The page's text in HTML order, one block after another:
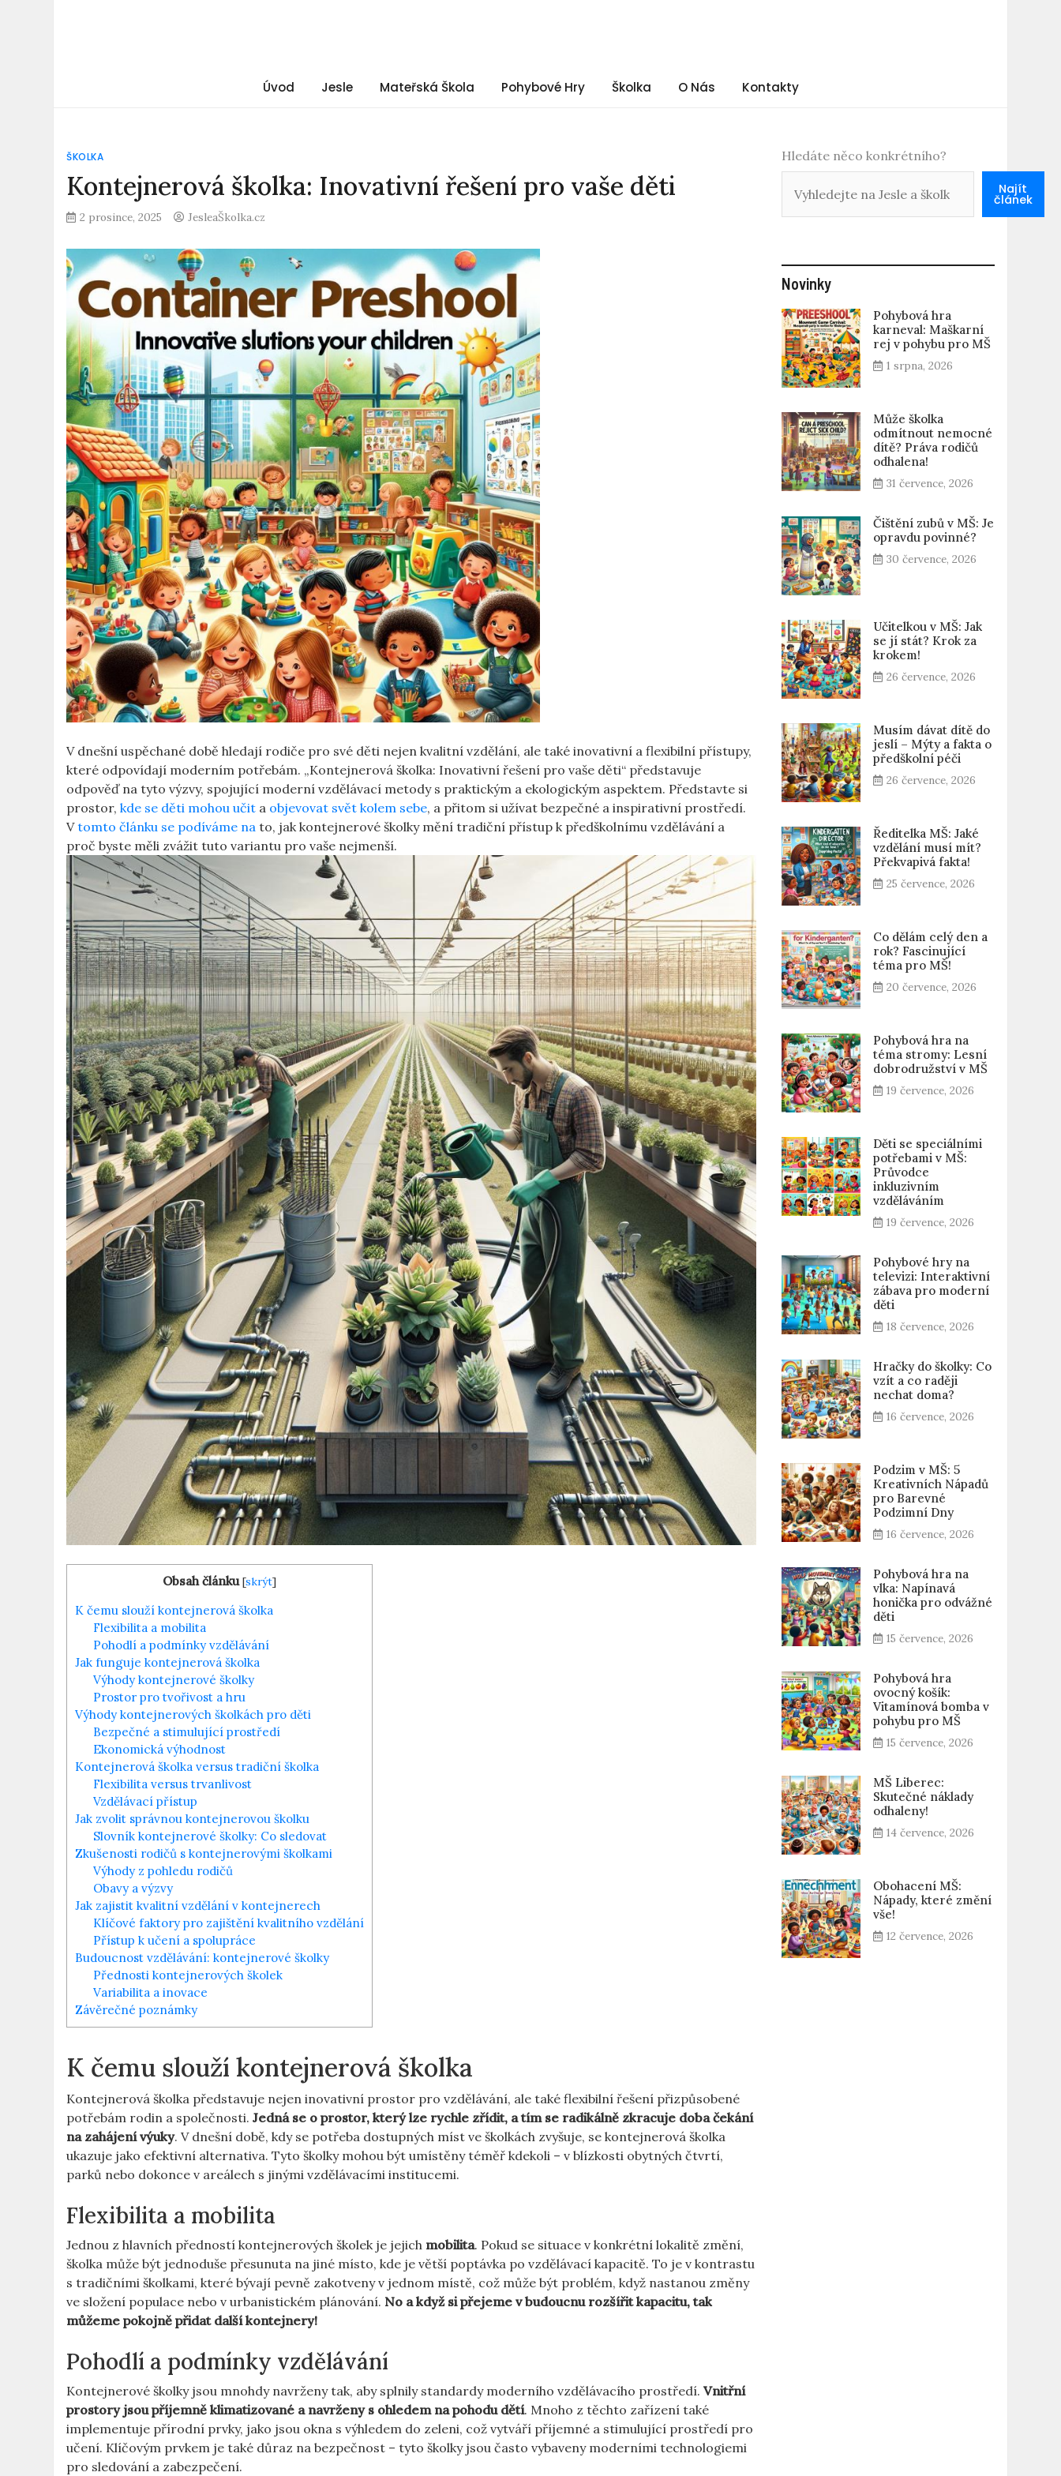
Úvod Jesle Mateřská Škola Pohybové Hry Školka O Nás Kontakty
ŠKOLKA
Kontejnerová školka: Inovativní řešení pro vaše děti
2 prosince, 2025 JesleaŠkolka.cz
V dnešní uspěchané době hledají rodiče pro své děti nejen kvalitní vzdělání, ale také inovativní a flexibilní přístupy,
které odpovídají moderním potřebám. „Kontejnerová školka: Inovativní řešení pro vaše děti“ představuje
odpověď na tyto výzvy, spojující moderní vzdělávací metody s praktickým a ekologickým aspektem. Představte si
prostor,kde se děti mohou učit a objevovat svět kolem sebe, a přitom si užívat bezpečné a inspirativní prostředí.
Vtomto článku se podíváme na to, jak kontejnerové školky mění tradiční přístup k předškolnímu vzdělávání a
proč byste měli zvážit tuto variantu pro vaše nejmenší.
Obsah článku [skrýt]
K čemu slouží kontejnerová školka
Flexibilita a mobilita
Pohodlí a podmínky vzdělávání
Jak funguje kontejnerová školka
Výhody kontejnerové školky
Prostor pro tvořivost a hru
Výhody kontejnerových školkách pro děti
Bezpečné a stimulující prostředí
Ekonomická výhodnost
Kontejnerová školka versus tradiční školka
Flexibilita versus trvanlivost
Vzdělávací přístup
Jak zvolit správnou kontejnerovou školku
Slovník kontejnerové školky: Co sledovat
Zkušenosti rodičů s kontejnerovými školkami
Výhody z pohledu rodičů
Obavy a výzvy
Jak zajistit kvalitní vzdělání v kontejnerech
Klíčové faktory pro zajištění kvalitního vzdělání
Přístup k učení a spolupráce
Budoucnost vzdělávání: kontejnerové školky
Přednosti kontejnerových školek
Variabilita a inovace
Závěrečné poznámky
K čemu slouží kontejnerová školka
Kontejnerová školka představuje nejen inovativní prostor pro vzdělávání, ale také flexibilní řešení přizpůsobené
potřebám rodin a společnosti.Jedná se o prostor, který lze rychle zřídit, a tím se radikálně zkracuje doba čekání
na zahájení výuky. V dnešní době, kdy se potřeba dostupných míst ve školkách zvyšuje, se kontejnerová školka
ukazuje jako efektivní alternativa. Tyto školky mohou být umístěny téměř kdekoli – v blízkosti obytných čtvrtí,
parků nebo dokonce v areálech s jinými vzdělávacími institucemi.
Flexibilita a mobilita
Jednou z hlavních předností kontejnerových školek je jejich mobilita. Pokud se situace v konkrétní lokalitě změní,
školka může být jednoduše přesunuta na jiné místo, kde je větší poptávka po vzdělávací kapacitě. To je v kontrastu
s tradičními školkami, které bývají pevně zakotveny v jednom místě, což může být problém, když nastanou změny
ve složení populace nebo v urbanistickém plánování. No a když si přejeme v budoucnu rozšířit kapacitu, tak
můžeme pokojně přidat další kontejnery!
Pohodlí a podmínky vzdělávání
Kontejnerové školky jsou mnohdy navrženy tak, aby splnily standardy moderního vzdělávacího prostředí.Vnitřní
prostory jsou příjemně klimatizované a navrženy s ohledem na pohodu dětí. Mnoho z těchto zařízení také
implementuje přírodní prvky, jako jsou okna s výhledem do zeleni, což vytváří příjemné a stimulující prostředí pro
učení. Klíčovým prvkem je také důraz na bezpečnost – tyto školky jsou často vybaveny moderními technologiemi
pro sledování a zabezpečení.
Hledáte něco konkrétního?
Najít
článek
Novinky
Pohybová hra
karneval: Maškarní
rej v pohybu pro MŠ
1 srpna, 2026
Může školka
odmítnout nemocné
dítě? Práva rodičů
odhalena!
31 července, 2026
Čištění zubů v MŠ: Je
opravdu povinné?
30 července, 2026
Učitelkou v MŠ: Jak
se jí stát? Krok za
krokem!
26 července, 2026
Musím dávat dítě do
jeslí – Mýty a fakta o
předškolní péči
26 července, 2026
Ředitelka MŠ: Jaké
vzdělání musí mít?
Překvapivá fakta!
25 července, 2026
Co dělám celý den a
rok? Fascinující
téma pro MŠ!
20 července, 2026
Pohybová hra na
téma stromy: Lesní
dobrodružství v MŠ
19 července, 2026
Děti se speciálními
potřebami v MŠ:
Průvodce
inkluzivním
vzděláváním
19 července, 2026
Pohybové hry na
televizi: Interaktivní
zábava pro moderní
děti
18 července, 2026
Hračky do školky: Co
vzít a co raději
nechat doma?
16 července, 2026
Podzim v MŠ: 5
Kreativních Nápadů
pro Barevné
Podzimní Dny
16 července, 2026
Pohybová hra na
vlka: Napínavá
honička pro odvážné
děti
15 července, 2026
Pohybová hra
ovocný košík:
Vitamínová bomba v
pohybu pro MŠ
15 července, 2026
MŠ Liberec:
Skutečné náklady
odhaleny!
14 července, 2026
Obohacení MŠ:
Nápady, které změní
vše!
12 července, 2026